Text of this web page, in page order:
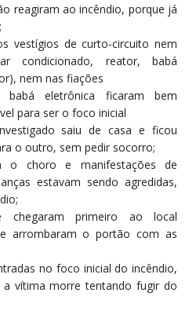
reagiram ao incêndio, porque já
vestígios de curto-circuito nem
condicionado, reator, babá
nem nas fiações
babá eletrônica ficaram bem
para ser o foco inicial
saiu de casa e ficou
o outro, sem pedir socorro;
o choro e manifestações de
estavam sendo agredidas,
chegaram primeiro ao local
arrombaram o portão com as
no foco inicial do incêndio,
a vítima morre tentando fugir do